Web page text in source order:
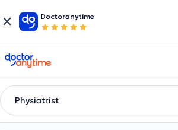
Doctoranytime
doctoranytime
Physiatrist